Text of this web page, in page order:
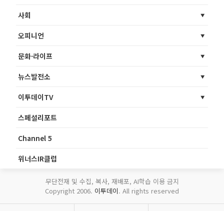
사회
오피니언
문화·라이프
뉴스발전소
이투데이TV
스페셜리포트
Channel 5
위너스IR클럽
무단전재 및 수집, 복사, 재배포, AI학습 이용 금지
Copyright 2006. 이투데이. All rights reserved